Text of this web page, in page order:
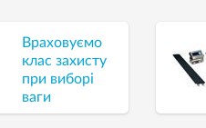
Враховуємо
клас захисту
при виборі
ваги